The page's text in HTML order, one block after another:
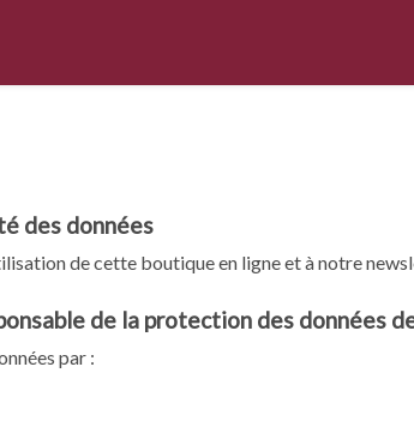
des données
de cette boutique en ligne et à notre
de la protection des données
par :